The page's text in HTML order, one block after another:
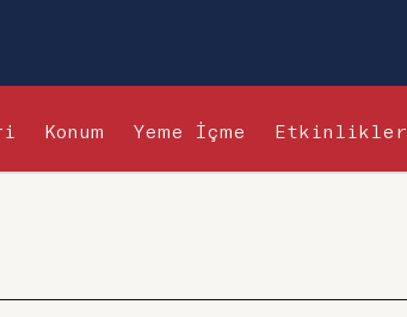
Konum Yeme İçme Etkinlikler